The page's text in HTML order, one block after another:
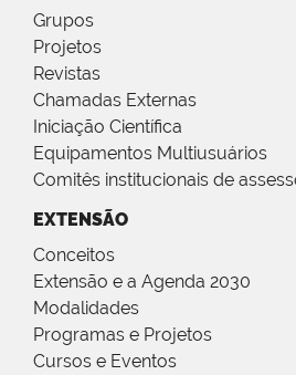
Grupos
Projetos
Revistas
Chamadas Externas
Iniciação Científica
Equipamentos Multiusuários
Comitês institucionais de
EXTENSÃO
Conceitos
Extensão e a Agenda 2030
Modalidades
Programas e Projetos
Cursos e Eventos